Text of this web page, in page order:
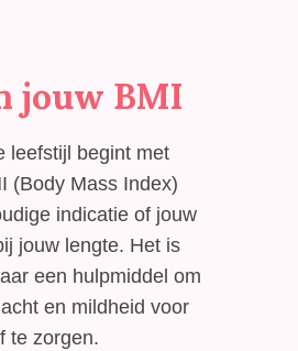
jouw BMI
leefstijl begint met
(Body Mass Index)
indicatie of jouw
jouw lengte. Het is
een hulpmiddel om
en mildheid voor
te zorgen.